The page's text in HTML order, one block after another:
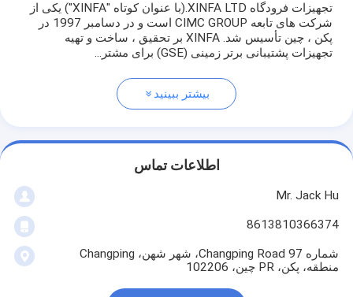
تجهیزات فرودگاه XINFA LTD.(با عنوان کوتاه "XINFA") یکی از
شرکت های تابعه CIMC GROUP است و در دسامبر 1997 در
پکن ، چین تأسیس شد. XINFA بر تحقیق ، ساخت و تهیه
تجهیزات پشتیبانی برتر زمینی (GSE) برای مشتر...
بیشتر ببینید
اطلاعات تماس
Mr. Jack Hu
8613810366374
شماره 97 Changping Road، شهر شهن، Changping
منطقه، پکن، PR چین، 102206